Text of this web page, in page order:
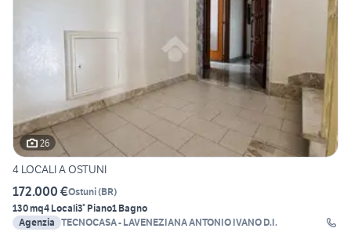
26
4 LOCALI A OSTUNI
172.000 €Ostuni(BR)
130 mq4 Locali3° Piano1 Bagno
Agenzia TECNOCASA - LAVENEZIANA ANTONIO IVANO D.I.